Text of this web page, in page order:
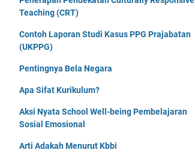
Teaching (CRT)
Contoh Laporan Studi Kasus PPG Prajabatan
(UKPPG)
Pentingnya Bela Negara
Apa Sifat Kurikulum?
Aksi Nyata School Well-being Pembelajaran
Sosial Emosional
Arti Adakah Menurut Kbbi